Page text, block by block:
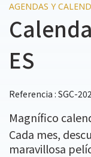
AGENDAS Y
ES
Referencia : SGC-
Magnífico
Cada mes,
maravillosa